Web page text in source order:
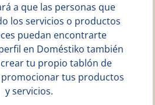
a que las personas que
los servicios o productos
puedan encontrarte
en Doméstiko también
tu propio tablón de
tus productos
y servicios.